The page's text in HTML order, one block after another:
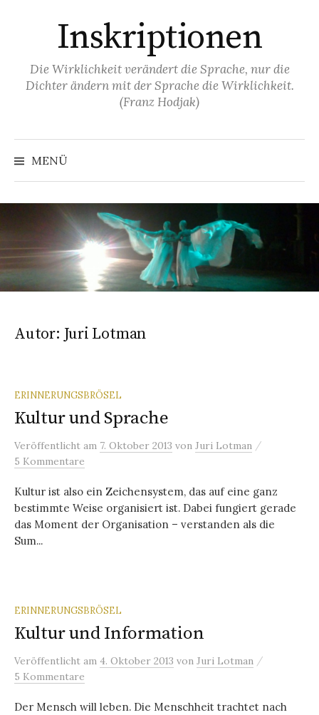
Inskriptionen
Die Wirklichkeit verändert die Sprache, nur die
Dichter ändern mit der Sprache die Wirklichkeit.
(Franz Hodjak)
MENÜ
Autor: Juri Lotman
ERINNERUNGSBRÖSEL
Kultur und Sprache
Veröffentlicht am 7. Oktober 2013 von Juri Lotman /
5 Kommentare
Kultur ist also ein Zeichensystem, das auf eine ganz
bestimmte Weise organisiert ist. Dabei fungiert gerade
das Moment der Organisation – verstanden als die
Sum...
ERINNERUNGSBRÖSEL
Kultur und Information
Veröffentlicht am 4. Oktober 2013 von Juri Lotman /
5 Kommentare
Der Mensch will leben. Die Menschheit trachtet nach